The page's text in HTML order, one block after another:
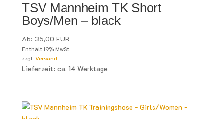
TSV Mannheim TK Short
Boys/Men – black
Ab: 35,00 EUR
Enthält 19% MwSt.
zzgl. Versand
Lieferzeit: ca. 14 Werktage